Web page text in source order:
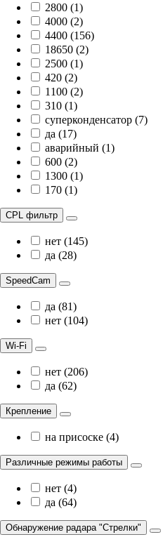
2800 (1)
4000 (2)
4400 (156)
18650 (2)
2500 (1)
420 (2)
1100 (2)
310 (1)
суперконденсатор (7)
да (17)
аварийный (1)
600 (2)
1300 (1)
170 (1)
CPL фильтр
нет (145)
да (28)
SpeedCam
да (81)
нет (104)
Wi-Fi
нет (206)
да (62)
Крепление
на присоске (4)
Различные режимы работы
нет (4)
да (64)
Обнаружение радара "Стрелки"